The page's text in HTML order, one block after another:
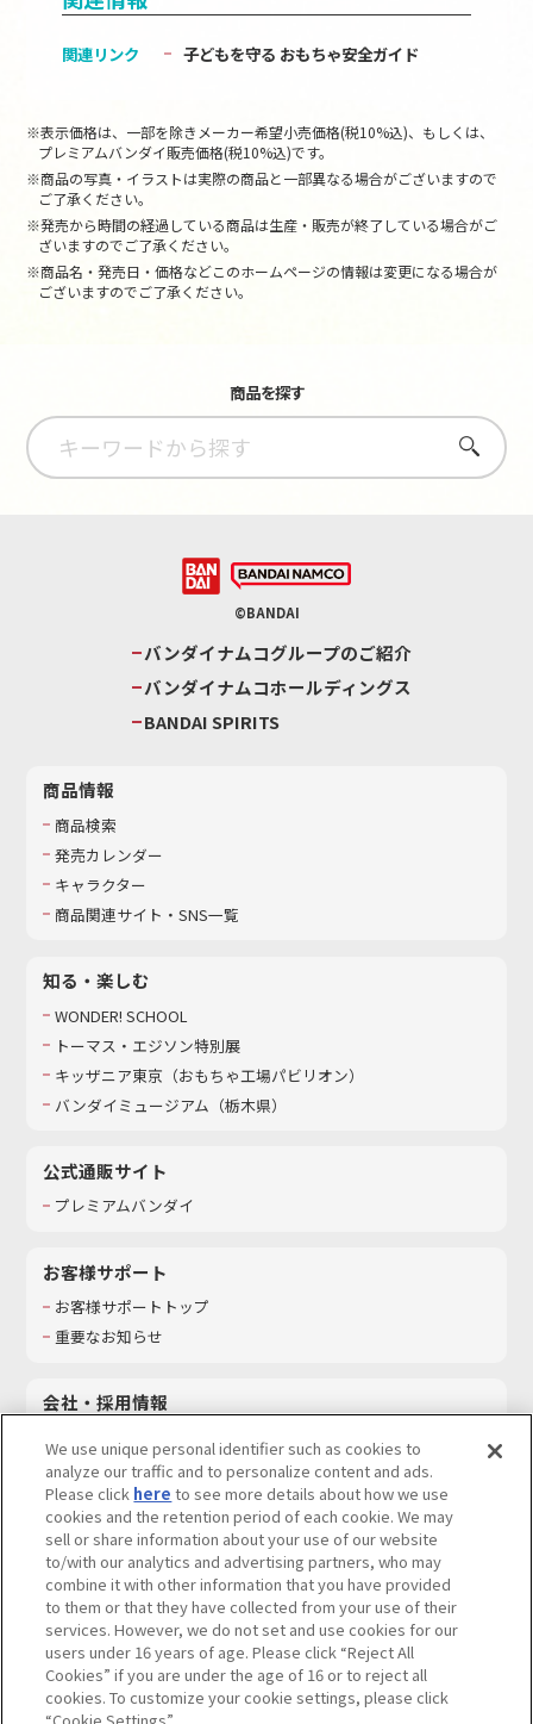
関連リンク 子どもを守る おもちゃ安全ガイド
※表示価格は、一部を除きメーカー希望小売価格(税10%込)、もしくは、
プレミアムバンダイ販売価格(税10%込)です。
※商品の写真・イラストは実際の商品と一部異なる場合がございますので
ご了承ください。
※発売から時間の経過している商品は生産・販売が終了している場合がご
ざいますのでご了承ください。
※商品名・発売日・価格などこのホームページの情報は変更になる場合が
ございますのでご了承ください。
商品を探す
さがす
©BANDAI
バンダイナムコグループのご紹介
バンダイナムコホールディングス
BANDAI SPIRITS
商品情報
商品検索
発売カレンダー
キャラクター
商品関連サイト・SNS一覧
知る・楽しむ
WONDER! SCHOOL
トーマス・エジソン特別展
キッザニア東京（おもちゃ工場パビリオン）​
バンダイミュージアム（栃木県）
公式通販サイト
プレミアムバンダイ
お客様サポート
お客様サポートトップ
重要なお知らせ
会社・採用情報
採用情報
サステナビリティ
お問い合わせ
ウェブサイトご利用条件 ソーシャルメディアポリシー
個人情報及び特定個人情報等の取り扱いに関する保護方針
Do Not Sell or Share My Personal Information著作権・商標について
We use unique personal identifier such as cookies to
analyze our traffic and to personalize content and ads.
Please click here to see more details about how we use
cookies and the retention period of each cookie. We may
sell or share information about your use of our website
to/with our analytics and advertising partners, who may
combine it with other information that you have provided
to them or that they have collected from your use of their
services. However, we do not set and use cookies for our
users under 16 years of age. Please click “Reject All
Cookies” if you are under the age of 16 or to reject all
cookies. To customize your cookie settings, please click